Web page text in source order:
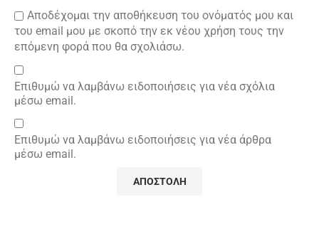
Αποδέχομαι την αποθήκευση του ονόματός μου και
του email μου με σκοπό την εκ νέου χρήση τους την
επόμενη φορά που θα σχολιάσω.
Επιθυμώ να λαμβάνω ειδοποιήσεις για νέα σχόλια
μέσω email.
Επιθυμώ να λαμβάνω ειδοποιήσεις για νέα άρθρα
μέσω email.